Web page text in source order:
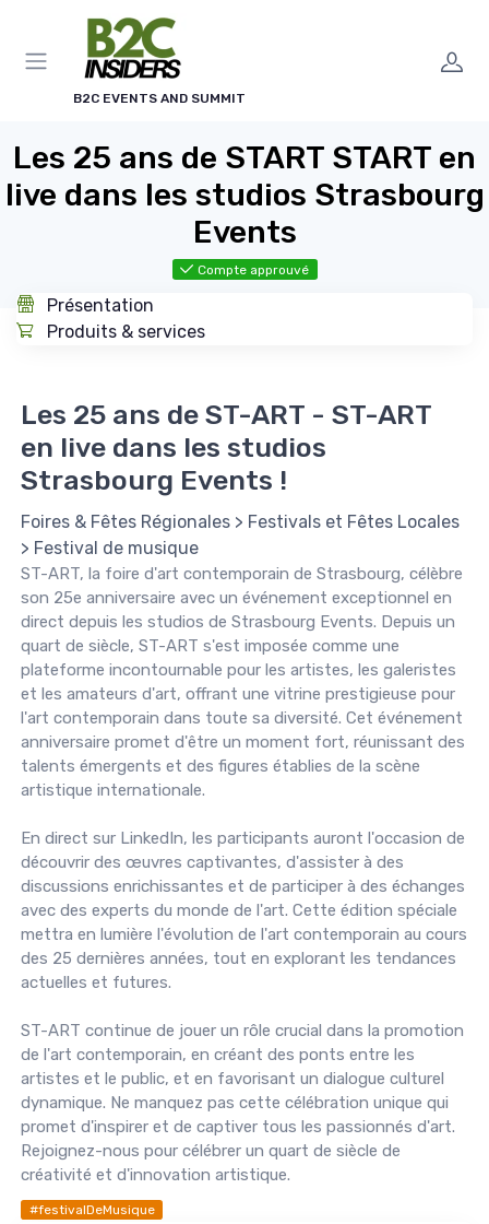
B2C EVENTS AND SUMMIT
Les 25 ans de START START en
live dans les studios Strasbourg
Events
Compte approuvé
Présentation
Produits & services
Les 25 ans de ST-ART - ST-ART
en live dans les studios
Strasbourg Events !
Foires & Fêtes Régionales > Festivals et Fêtes Locales
> Festival de musique
ST-ART, la foire d'art contemporain de Strasbourg, célèbre
son 25e anniversaire avec un événement exceptionnel en
direct depuis les studios de Strasbourg Events. Depuis un
quart de siècle, ST-ART s'est imposée comme une
plateforme incontournable pour les artistes, les galeristes
et les amateurs d'art, offrant une vitrine prestigieuse pour
l'art contemporain dans toute sa diversité. Cet événement
anniversaire promet d'être un moment fort, réunissant des
talents émergents et des figures établies de la scène
artistique internationale.
En direct sur LinkedIn, les participants auront l'occasion de
découvrir des œuvres captivantes, d'assister à des
discussions enrichissantes et de participer à des échanges
avec des experts du monde de l'art. Cette édition spéciale
mettra en lumière l'évolution de l'art contemporain au cours
des 25 dernières années, tout en explorant les tendances
actuelles et futures.
ST-ART continue de jouer un rôle crucial dans la promotion
de l'art contemporain, en créant des ponts entre les
artistes et le public, et en favorisant un dialogue culturel
dynamique. Ne manquez pas cette célébration unique qui
promet d'inspirer et de captiver tous les passionnés d'art.
Rejoignez-nous pour célébrer un quart de siècle de
créativité et d'innovation artistique.
#festivalDeMusique
Panneau de gestion des cookies